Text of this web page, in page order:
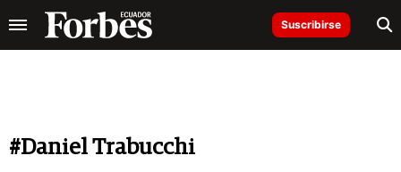
Suscribirse
#Daniel Trabucchi